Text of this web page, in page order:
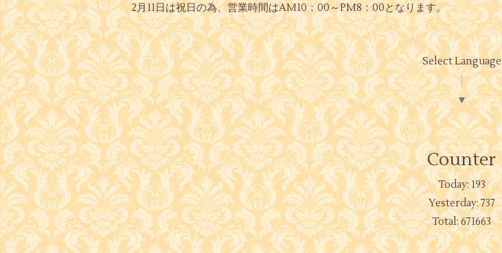
2月11日は祝日の為、営業時間はAM10：00～PM8：00となります。
Select Language
▼
Counter
Today:193
Yesterday:737
Total:671663